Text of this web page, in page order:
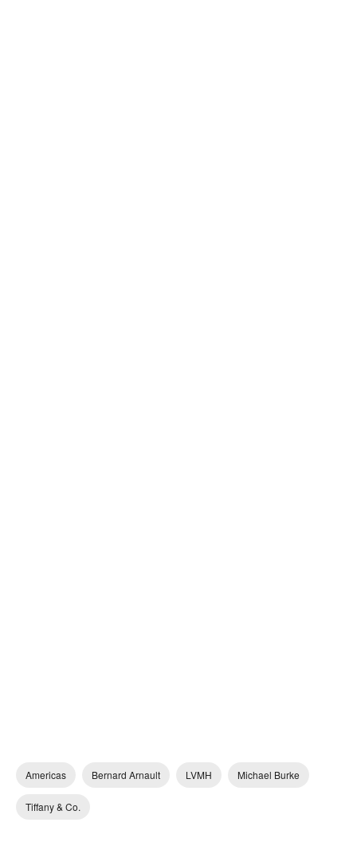
Americas Bernard Arnault LVMH Michael Burke
Tiffany & Co.